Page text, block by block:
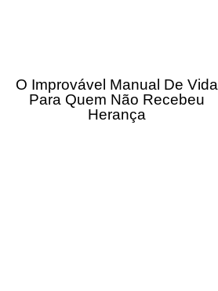
O Improvável Manual De Vida
Para Quem Não Recebeu
Herança